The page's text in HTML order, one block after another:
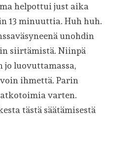
helpottui just aika
13 minuuttia. Huh huh.
unohdin
siirtämistä. Niinpä
luovuttamassa,
ihmettä. Parin
varten.
tästä säätämisestä